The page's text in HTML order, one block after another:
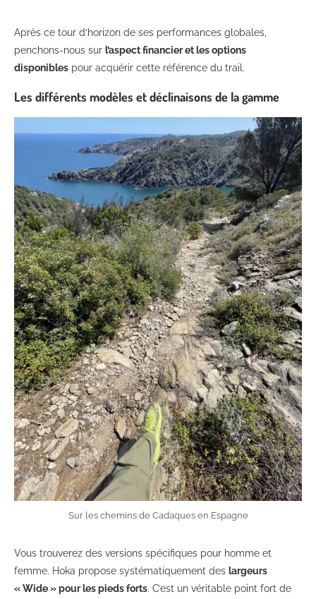
Après ce tour d’horizon de ses performances globales,
penchons-nous sur l’aspect financier et les options
disponibles pour acquérir cette référence du trail.
Les différents modèles et déclinaisons de la gamme
Sur les chemins de Cadaques en Espagne
Vous trouverez des versions spécifiques pour homme et
femme. Hoka propose systématiquement des largeurs
« Wide » pour les pieds forts. C’est un véritable point fort de